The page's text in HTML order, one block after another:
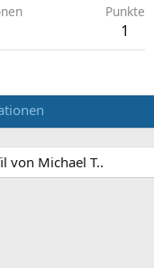
Punkte
1
von Michael T..